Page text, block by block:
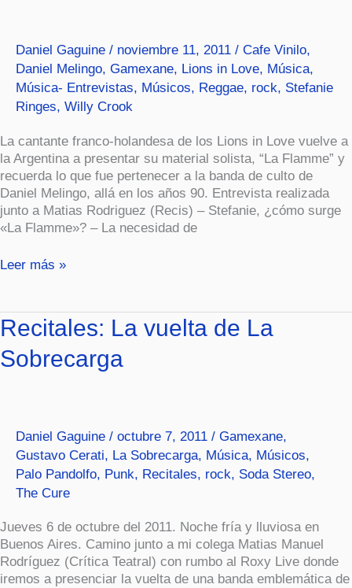
Daniel Gaguine / noviembre 11, 2011 / Cafe Vinilo,
Daniel Melingo, Gamexane, Lions in Love, Música,
Música- Entrevistas, Músicos, Reggae, rock, Stefanie
Ringes, Willy Crook
La cantante franco-holandesa de los Lions in Love vuelve a
la Argentina a presentar su material solista, “La Flamme” y
recuerda lo que fue pertenecer a la banda de culto de
Daniel Melingo, allá en los años 90. Entrevista realizada
junto a Matias Rodriguez (Recis) – Stefanie, ¿cómo surge
«La Flamme»? – La necesidad de
música»
Leer más »
Recitales: La vuelta de La
Sobrecarga
Daniel Gaguine / octubre 7, 2011 / Gamexane,
Gustavo Cerati, La Sobrecarga, Música, Músicos,
Palo Pandolfo, Punk, Recitales, rock, Soda Stereo,
The Cure
Jueves 6 de octubre del 2011. Noche fría y lluviosa en
Buenos Aires. Camino junto a mi colega Matias Manuel
Rodríguez (Crítica Teatral) con rumbo al Roxy Live donde
iremos a presenciar la vuelta de una banda emblemática de
Recitales:
La
vuelta
de